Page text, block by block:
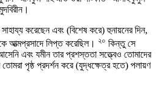
করেছেন এবং (বিশেষ করে) হুনায়নের দিন,
আত্মপ্রসাদে লিপ্ত করেছিল। ২০ কিন্তু সে
এবং যমীন তার প্রশস্ততা সত্ত্বেও তোমাদের
পৃষ্ঠ প্রদর্শন করে (যুদ্ধক্ষেত্র হতে) পলায়ণ